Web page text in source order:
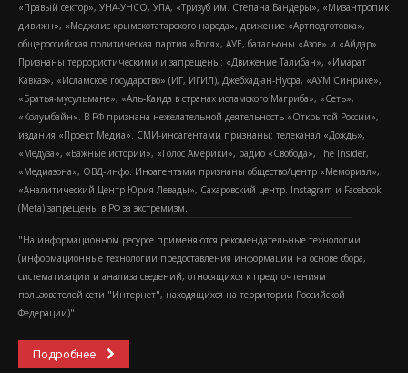
«Правый сектор», УНА-УНСО, УПА, «Тризуб им. Степана Бандеры», «Мизантропик
дивижн», «Меджлис крымскотатарского народа», движение «Артподготовка»,
общероссийская политическая партия «Воля», АУЕ, батальоны «Азов» и «Айдар».
Признаны террористическими и запрещены: «Движение Талибан», «Имарат
Кавказ», «Исламское государство» (ИГ, ИГИЛ), Джебхад-ан-Нусра, «АУМ Синрике»,
«Братья-мусульмане», «Аль-Каида в странах исламского Магриба», «Сеть»,
«Колумбайн». В РФ признана нежелательной деятельность «Открытой России»,
издания «Проект Медиа». СМИ-иноагентами признаны: телеканал «Дождь»,
«Медуза», «Важные истории», «Голос Америки», радио «Свобода», The Insider,
«Медиазона», ОВД-инфо. Иноагентами признаны общество/центр «Мемориал»,
«Аналитический Центр Юрия Левады», Сахаровский центр. Instagram и Facebook
(Metа) запрещены в РФ за экстремизм.
"На информационном ресурсе применяются рекомендательные технологии
(информационные технологии предоставления информации на основе сбора,
систематизации и анализа сведений, относящихся к предпочтениям
пользователей сети "Интернет", находящихся на территории Российской
Федерации)".
Подробнее